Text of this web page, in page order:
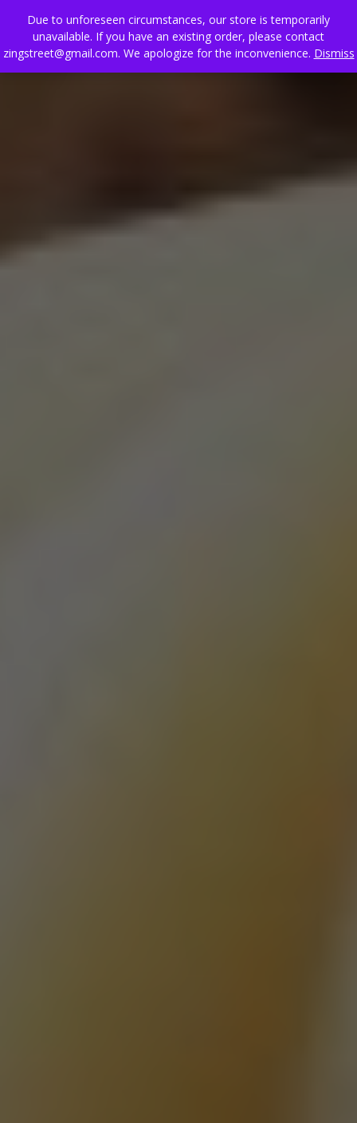
Due to unforeseen circumstances, our store is temporarily
unavailable. If you have an existing order, please contact
zingstreet@gmail.com. We apologize for the inconvenience. Dismiss